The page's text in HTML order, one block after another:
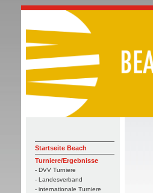
Startseite Beach
Turniere/Ergebnisse
- DVV Turniere
- Landesverband
- internationale Turniere